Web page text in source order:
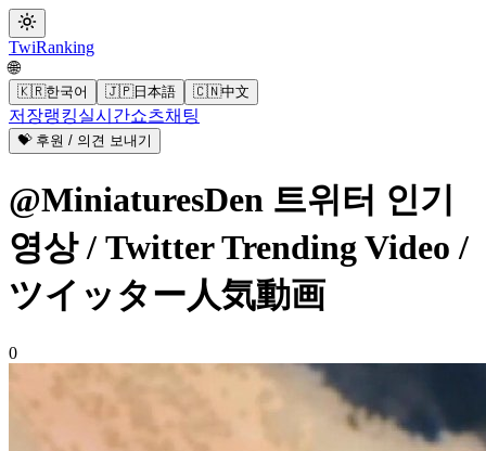
TwiRanking
🌐
🇰🇷한국어 🇯🇵日本語 🇨🇳中文
저장랭킹실시간쇼츠채팅
💝 후원 / 의견 보내기
@MiniaturesDen 트위터 인기
영상 / Twitter Trending Video /
ツイッター人気動画
0